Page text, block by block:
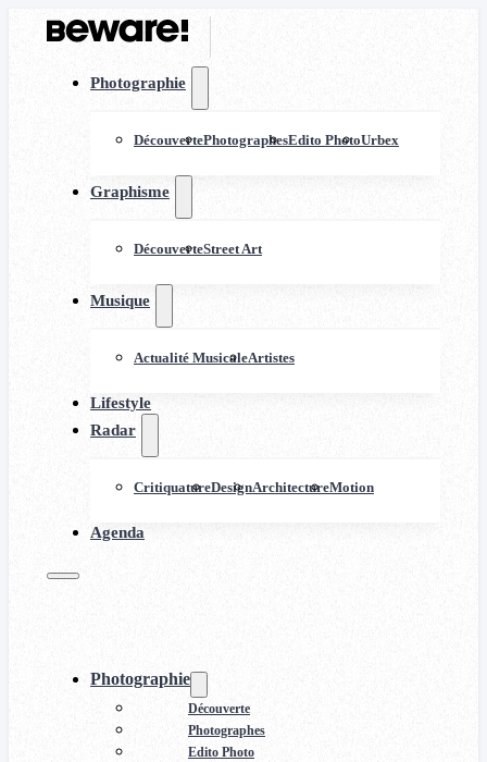
Photographie
DécouvertePhotographesEdito PhotoUrbex
Graphisme
DécouverteStreet Art
Musique
Actualité MusicaleArtistes
Lifestyle
Radar
CritiquatureDesignArchitectureMotion
Agenda
Photographie
Découverte
Photographes
Edito Photo